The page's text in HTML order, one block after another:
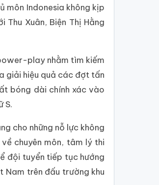
môn Indonesia không kịp
Xuân, Biện Thị Hằng
play nhằm tìm kiếm
giải hiệu quả các đợt tấn
bóng dài chính xác vào
S.
cho những nỗ lực không
chuyên môn, tâm lý thi
đội tuyển tiếp tục hướng
Nam trên đấu trường khu